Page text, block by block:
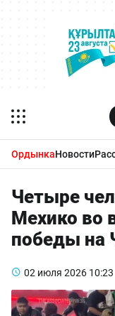
ОрдынкаНовости
Четыре
Мехико во
победы на
02 июля 2026 10:23